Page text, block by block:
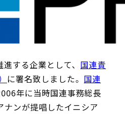
する企業として、 国連責
に署名致しました。 国連
年に当時国連事務総長
ナンが提唱したイニシア